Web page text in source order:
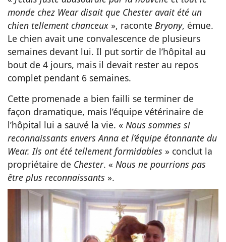
monde chez Wear disait que Chester avait été un
chien tellement chanceux », raconte Bryony, émue.
Le chien avait une convalescence de plusieurs
semaines devant lui. Il put sortir de l’hôpital au
bout de 4 jours, mais il devait rester au repos
complet pendant 6 semaines.
Cette promenade a bien failli se terminer de
façon dramatique, mais l’équipe vétérinaire de
l’hôpital lui a sauvé la vie. « Nous sommes si
reconnaissants envers Anna et l’équipe étonnante du
Wear. Ils ont été tellement formidables » conclut la
propriétaire de Chester. « Nous ne pourrions pas
être plus reconnaissants ».